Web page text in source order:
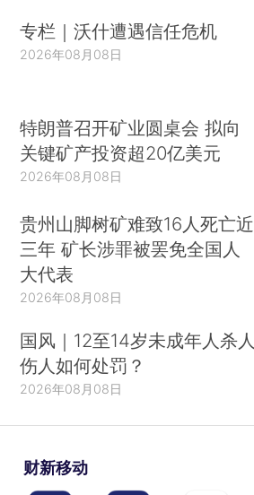
专栏｜沃什遭遇信任危机
2026年08月08日
特朗普召开矿业圆桌会 拟向
关键矿产投资超20亿美元
2026年08月08日
贵州山脚树矿难致16人死亡近
三年 矿长涉罪被罢免全国人
大代表
2026年08月08日
国风｜12至14岁未成年人杀人
伤人如何处罚？
2026年08月08日
财新移动